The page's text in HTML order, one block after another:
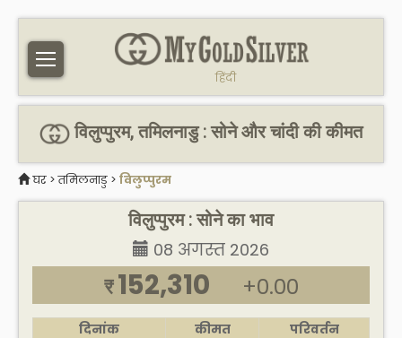
हिंदी
विलुप्पुरम, तमिलनाडु : सोने और चांदी की कीमत
घर >तमिलनाडु > विलुप्पुरम
विलुप्पुरम : सोने का भाव
08 अगस्त 2026
₹ 152,310 +0.00
दिनांक कीमत
परिवर्तन